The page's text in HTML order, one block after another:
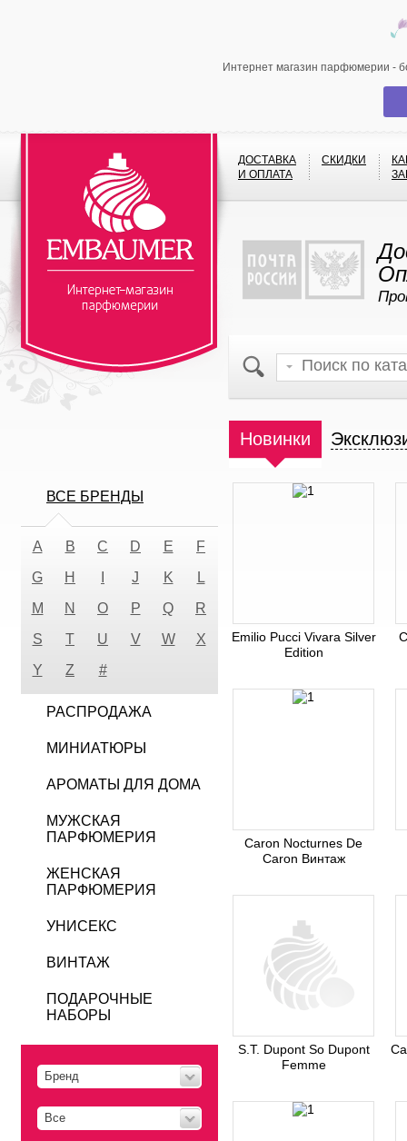
Интернет магазин парфюмерии -
ДОСТАВКА
И ОПЛАТА
СКИДКИ
Новинки
Emilio Pucci Vivara Silver
Edition
Caron Nocturnes De
Caron Винтаж
S.T. Dupont So Dupont
Femme
ВСЕ БРЕНДЫ
A B C D E
F
G
H J K
L
M
N O P Q
R
S
T U V W
X
Y
Z #
РАСПРОДАЖА
МИНИАТЮРЫ
АРОМАТЫ ДЛЯ ДОМА
МУЖСКАЯ
ПАРФЮМЕРИЯ
ЖЕНСКАЯ
ПАРФЮМЕРИЯ
УНИСЕКС
ВИНТАЖ
ПОДАРОЧНЫЕ
НАБОРЫ
Бренд
Все